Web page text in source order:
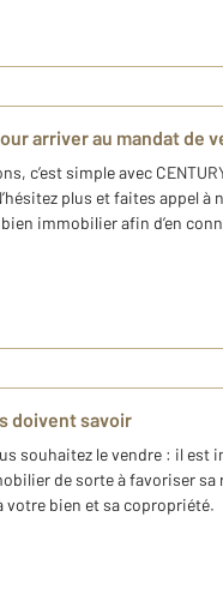
arriver au mandat de
c’est simple avec
plus et faites appel à
immobilier afin d’en
doivent savoir
souhaitez le vendre : il
de sorte à favoriser
bien et sa copropriété.